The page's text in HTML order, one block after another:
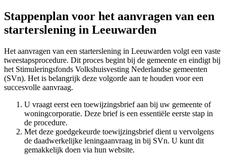
Stappenplan voor het aanvragen van een
starterslening in Leeuwarden
Het aanvragen van een starterslening in Leeuwarden volgt een vaste
tweestapsprocedure. Dit proces begint bij de gemeente en eindigt bij
het Stimuleringsfonds Volkshuisvesting Nederlandse gemeenten
(SVn). Het is belangrijk deze volgorde aan te houden voor een
succesvolle aanvraag.
U vraagt eerst een toewijzingsbrief aan bij uw gemeente of
woningcorporatie. Deze brief is een essentiële eerste stap in
de procedure.
Met deze goedgekeurde toewijzingsbrief dient u vervolgens
de daadwerkelijke leningaanvraag in bij SVn. U kunt dit
gemakkelijk doen via hun website.